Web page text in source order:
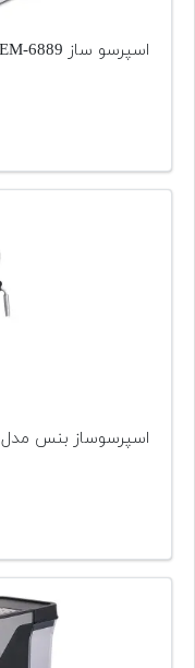
اسپرسو ساز SEM-6889
اسپرسوساز بنس مدل BC-S5002D